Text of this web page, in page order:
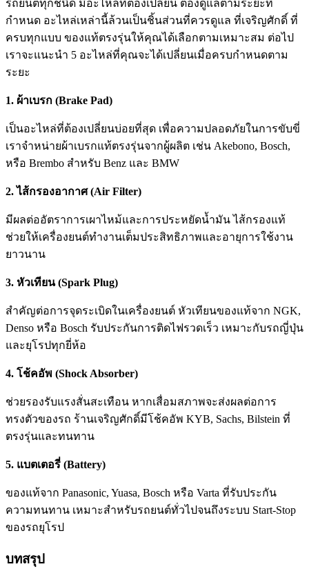
รถยนต์ทุกชนิด มีอะไหล่ที่ต้องเปลี่ยน ต้องดูแลตามระยะที่
กำหนด อะไหล่เหล่านี้ล้วนเป็นชิ้นส่วนที่ควรดูแล ที่เจริญศักดิ์ ที่
ครบทุกแบบ ของแท้ตรงรุ่นให้คุณได้เลือกตามเหมาะสม ต่อไป
เราจะแนะนำ 5 อะไหล่ที่คุณจะได้เปลี่ยนเมื่อครบกำหนดตาม
ระยะ
1. ผ้าเบรก (Brake Pad)
เป็นอะไหล่ที่ต้องเปลี่ยนบ่อยที่สุด เพื่อความปลอดภัยในการขับขี่
เราจำหน่ายผ้าเบรกแท้ตรงรุ่นจากผู้ผลิต เช่น Akebono, Bosch,
หรือ Brembo สำหรับ Benz และ BMW
2. ไส้กรองอากาศ (Air Filter)
มีผลต่ออัตราการเผาไหม้และการประหยัดน้ำมัน ไส้กรองแท้
ช่วยให้เครื่องยนต์ทำงานเต็มประสิทธิภาพและอายุการใช้งาน
ยาวนาน
3. หัวเทียน (Spark Plug)
สำคัญต่อการจุดระเบิดในเครื่องยนต์ หัวเทียนของแท้จาก NGK,
Denso หรือ Bosch รับประกันการติดไฟรวดเร็ว เหมาะกับรถญี่ปุ่น
และยุโรปทุกยี่ห้อ
4. โช้คอัพ (Shock Absorber)
ช่วยรองรับแรงสั่นสะเทือน หากเสื่อมสภาพจะส่งผลต่อการ
ทรงตัวของรถ ร้านเจริญศักดิ์มีโช้คอัพ KYB, Sachs, Bilstein ที่
ตรงรุ่นและทนทาน
5. แบตเตอรี่ (Battery)
ของแท้จาก Panasonic, Yuasa, Bosch หรือ Varta ที่รับประกัน
ความทนทาน เหมาะสำหรับรถยนต์ทั่วไปจนถึงระบบ Start-Stop
ของรถยุโรป
บทสรุป